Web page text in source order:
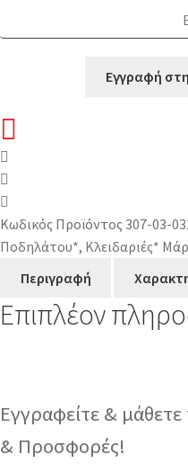
Κωδικός Προϊόντος 307-03-
Ποδηλάτου*, Κλειδαριές*
Περιγραφή
Επιπλέον
Εγγραφείτε & μάθετε
& Προσφορές!